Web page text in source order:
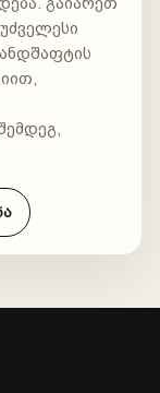
და